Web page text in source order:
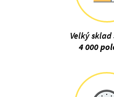
Velký sklad
4 000